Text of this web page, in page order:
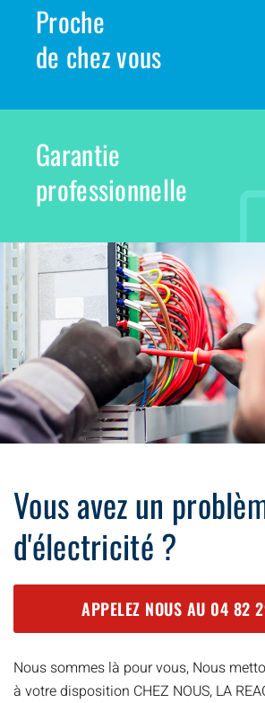
Proche
de chez vous
Garantie
professionnelle
Vous avez un
d'électricité ?
APPELEZ NOUS AU 04 82
Nous sommes là pour vous, Nous
à votre disposition CHEZ NOUS, LA